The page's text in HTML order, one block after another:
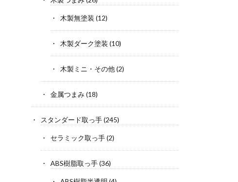
木製無塗装 (12)
木製ダーク塗装 (10)
木製ミニ・その他(2)
金属つまみ (18)
スタンダード取っ手(245)
セラミック取っ手(2)
ABS樹脂取っ手(36)